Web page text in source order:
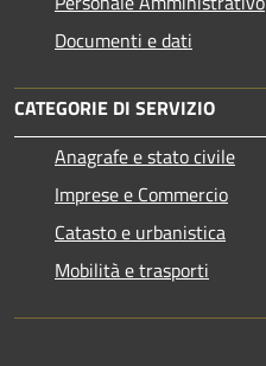
Documenti e dati
CATEGORIE DI SERVIZIO
Anagrafe e stato civile
Imprese e Commercio
Catasto e urbanistica
Mobilità e trasporti